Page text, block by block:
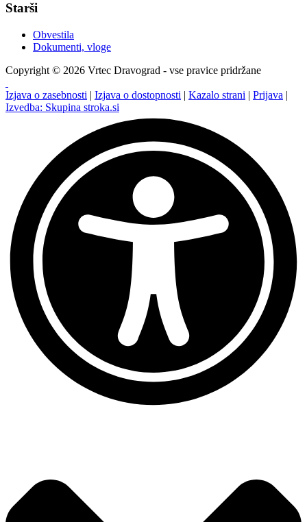
Starši
Obvestila
Dokumenti, vloge
Copyright © 2026 Vrtec Dravograd - vse pravice pridržane
Izjava o zasebnosti | Izjava o dostopnosti | Kazalo strani | Prijava |
Izvedba: Skupina stroka.si